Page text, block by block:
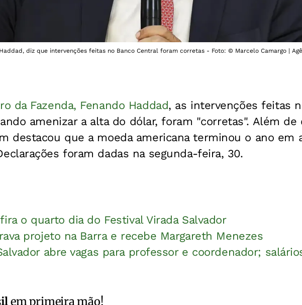
diz que intervenções feitas no Banco Central foram corretas - Foto: © Marcelo Camargo |
da Fazenda, Fenando Haddad, as intervenções feitas
amenizar a alta do dólar, foram "corretas". Além de
destacou que a moeda americana terminou o ano em
foram dadas na segunda-feira, 30.
o quarto dia do Festival Virada Salvador
projeto na Barra e recebe Margareth Menezes
abre vagas para professor e coordenador;
em primeira mão!